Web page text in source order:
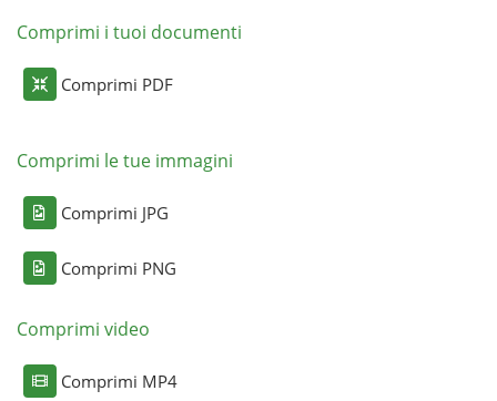
Comprimi i tuoi documenti
Comprimi PDF
Comprimi le tue immagini
Comprimi JPG
Comprimi PNG
Comprimi video
Comprimi MP4